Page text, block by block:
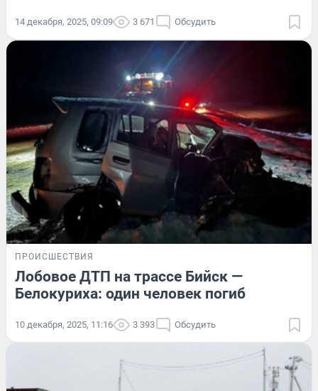
14 декабря, 2025, 09:09 3 671 Обсудить
ПРОИСШЕСТВИЯ
Лобовое ДТП на трассе Бийск —
Белокуриха: один человек погиб
10 декабря, 2025, 11:16 3 393 Обсудить